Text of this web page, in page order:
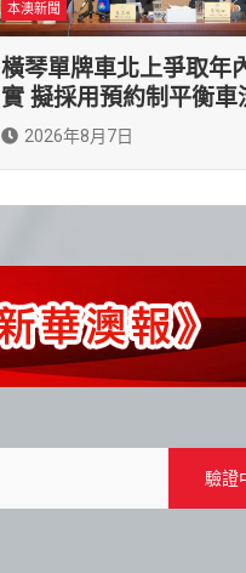
本澳新聞
橫琴單牌車北上爭取年
實 擬採用預約制平衡車
2026年8月7日